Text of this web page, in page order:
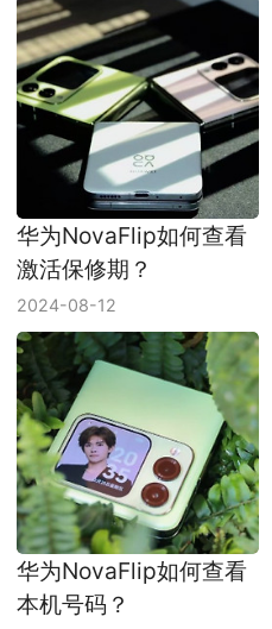
华为NovaFlip如何查看
激活保修期？
2024-08-12
华为NovaFlip如何查看
本机号码？